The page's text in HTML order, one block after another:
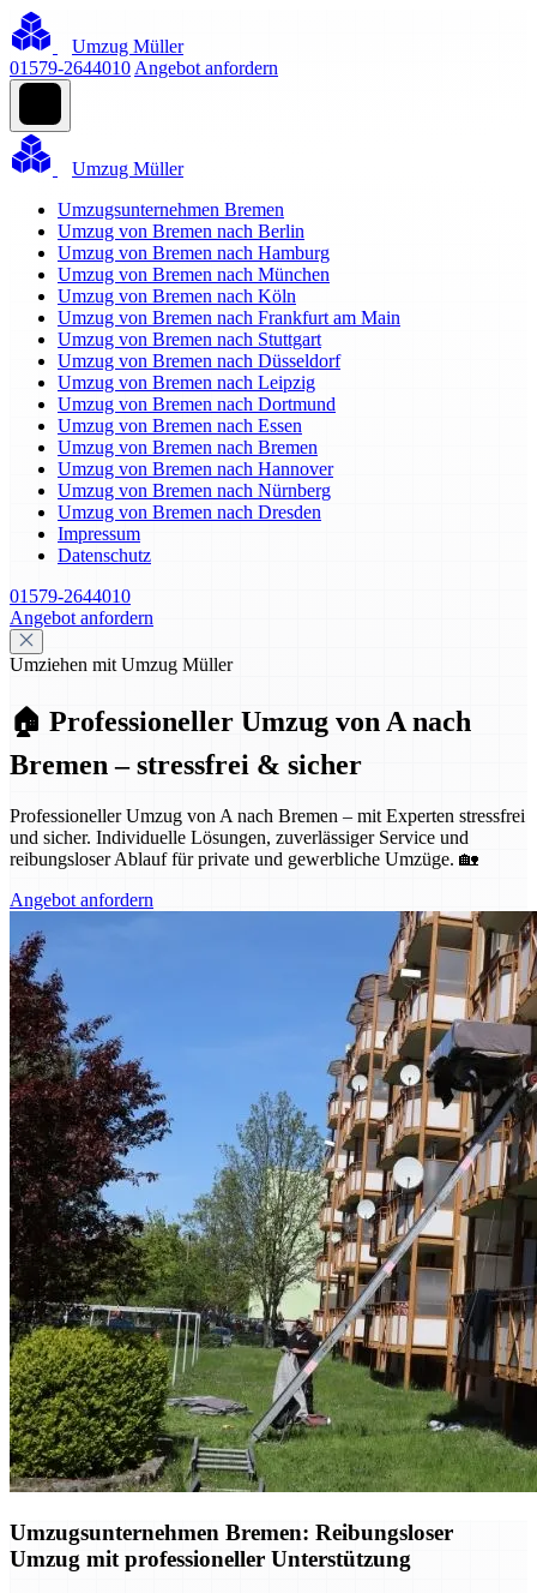
Umzug Müller
01579-2644010 Angebot anfordern
Umzug Müller
Umzugsunternehmen Bremen
Umzug von Bremen nach Berlin
Umzug von Bremen nach Hamburg
Umzug von Bremen nach München
Umzug von Bremen nach Köln
Umzug von Bremen nach Frankfurt am Main
Umzug von Bremen nach Stuttgart
Umzug von Bremen nach Düsseldorf
Umzug von Bremen nach Leipzig
Umzug von Bremen nach Dortmund
Umzug von Bremen nach Essen
Umzug von Bremen nach Bremen
Umzug von Bremen nach Hannover
Umzug von Bremen nach Nürnberg
Umzug von Bremen nach Dresden
Impressum
Datenschutz
01579-2644010
Angebot anfordern
Umziehen mit Umzug Müller
🏠 Professioneller Umzug von A nach
Bremen – stressfrei & sicher
Professioneller Umzug von A nach Bremen – mit Experten stressfrei
und sicher. Individuelle Lösungen, zuverlässiger Service und
reibungsloser Ablauf für private und gewerbliche Umzüge. 🏡
Angebot anfordern
Umzugsunternehmen Bremen: Reibungsloser
Umzug mit professioneller Unterstützung